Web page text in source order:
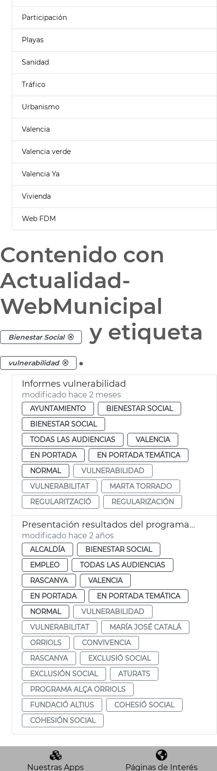
Participación
Playas
Sanidad
Tráfico
Urbanismo
Valencia
Valencia verde
Valencia Ya
Vivienda
Web FDM
Contenido con
Actualidad-
WebMunicipal
Bienestar Social y etiqueta
vulnerabilidad .
Informes vulnerabilidad
modificado hace 2 meses
AYUNTAMIENTO
BIENESTAR SOCIAL
BIENESTAR SOCIAL
TODAS LAS AUDIENCIAS
VALENCIA
EN PORTADA
EN PORTADA TEMÁTICA
NORMAL
VULNERABILIDAD
VULNERABILITAT
MARTA TORRADO
REGULARITZACIÓ
REGULARIZACIÓN
Presentación resultados del programa Inter Orriols
modificado hace 2 años
ALCALDÍA
BIENESTAR SOCIAL
EMPLEO
TODAS LAS AUDIENCIAS
RASCANYA
VALENCIA
EN PORTADA
EN PORTADA TEMÁTICA
NORMAL
VULNERABILIDAD
VULNERABILITAT
MARÍA JOSÉ CATALÁ
ORRIOLS
CONVIVENCIA
RASCANYA
EXCLUSIÓ SOCIAL
EXCLUSIÓN SOCIAL
ATURATS
PROGRAMA ALÇA ORRIOLS
FUNDACIÓ ALTIUS
COHESIÓ SOCIAL
COHESIÓN SOCIAL
Nuestras Apps Páginas de Interés